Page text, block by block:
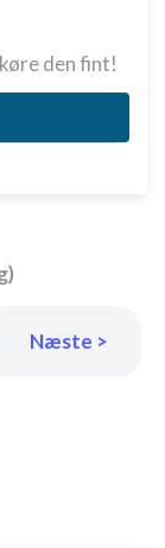
den fint!
Næste >